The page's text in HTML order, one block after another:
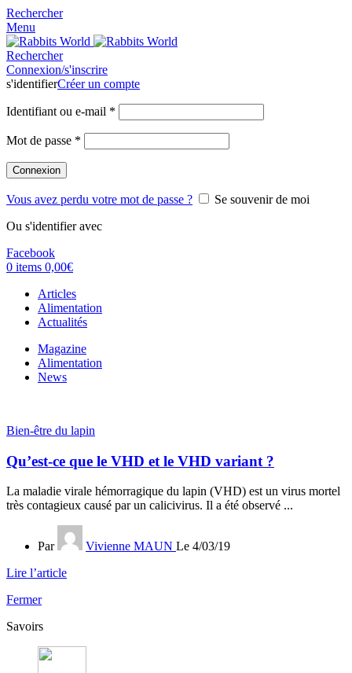
Rechercher
Menu
Rechercher
Connexion/s'inscrire
s'identifierCréer un compte
Identifiant ou e-mail *
Mot de passe *
Connexion
Vous avez perdu votre mot de passe ?
Se souvenir de moi
Ou s'identifier avec
Facebook
0 items 0,00€
Articles
Alimentation
Actualités
Magazine
Alimentation
News
Bien-être du lapin
Qu’est-ce que le VHD et le VHD variant ?
La maladie virale hémorragique du lapin (VHD) est un virus mortel
très contagieux causé par un calicivirus. Il a été observé ...
Par Vivienne MAUN Le 4/03/19
Lire l’article
Fermer
Savoirs